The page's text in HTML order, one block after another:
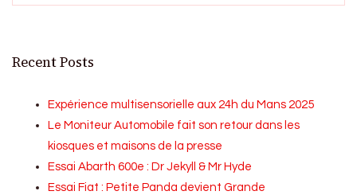
Recent Posts
Expérience multisensorielle aux 24h du Mans 2025
Le Moniteur Automobile fait son retour dans les
kiosques et maisons de la presse
Essai Abarth 600e : Dr Jekyll & Mr Hyde
Essai Fiat : Petite Panda devient Grande